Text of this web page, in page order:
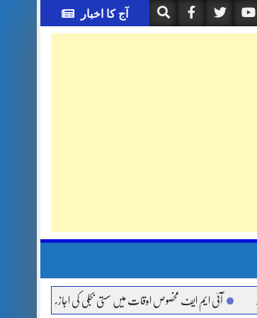
آج کا اخبار
آئی ایم ایف مخصوص اوقات میں سستی بجلی کی اجازت نہیں دے رہا، وفاقی